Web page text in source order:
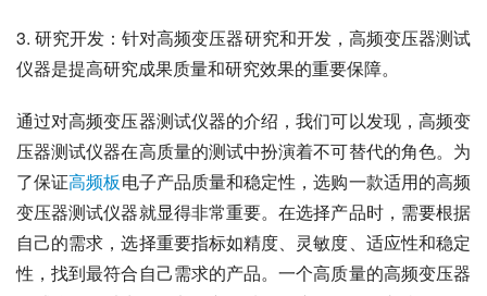
3. 研究开发：针对高频变压器研究和开发，高频变压器测试
仪器是提高研究成果质量和研究效果的重要保障。
通过对高频变压器测试仪器的介绍，我们可以发现，高频变
压器测试仪器在高质量的测试中扮演着不可替代的角色。为
了保证高频板电子产品质量和稳定性，选购一款适用的高频
变压器测试仪器就显得非常重要。在选择产品时，需要根据
自己的需求，选择重要指标如精度、灵敏度、适应性和稳定
性，找到最符合自己需求的产品。一个高质量的高频变压器